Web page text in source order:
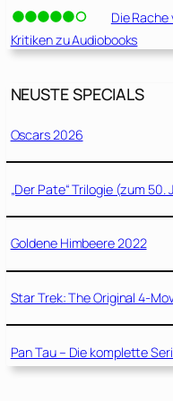
Die
Kritiken zu Audiobooks
NEUSTE SPECIALS
Oscars 2026
„Der Pate“ Trilogie (zum 50.
Goldene Himbeere 2022
Star Trek: The Original 4-
Pan Tau – Die komplette